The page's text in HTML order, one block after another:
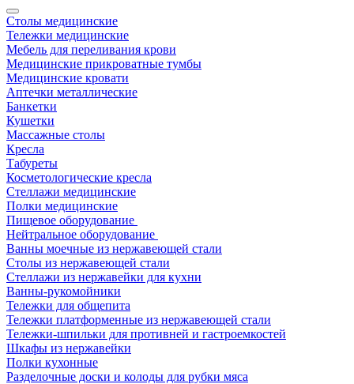
Столы медицинские
Тележки медицинские
Мебель для переливания крови
Медицинские прикроватные тумбы
Медицинские кровати
Аптечки металлические
Банкетки
Кушетки
Массажные столы
Кресла
Табуреты
Косметологические кресла
Стеллажи медицинские
Полки медицинские
Пищевое оборудование
Нейтральное оборудование
Ванны моечные из нержавеющей стали
Столы из нержавеющей стали
Стеллажи из нержавейки для кухни
Ванны-рукомойники
Тележки для общепита
Тележки платформенные из нержавеющей стали
Тележки-шпильки для противней и гастроемкостей
Шкафы из нержавейки
Полки кухонные
Разделочные доски и колоды для рубки мяса